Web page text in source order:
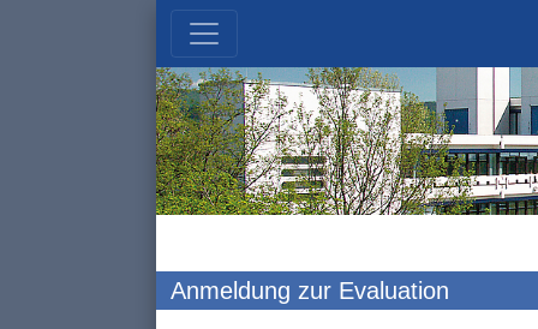
Anmeldung zur Evaluation